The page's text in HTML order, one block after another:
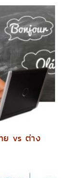
ย vs ต่าง